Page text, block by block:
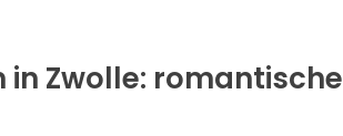
Zwolle: romantische